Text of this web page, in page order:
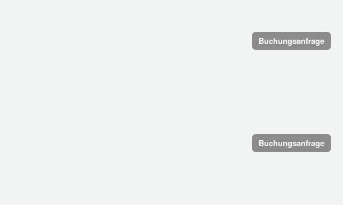
Buchungsanfrage
Buchungsanfrage